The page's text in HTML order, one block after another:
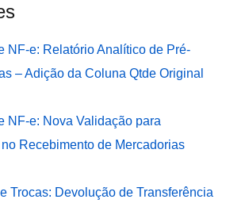
NF-e: Relatório Analítico de Pré-
– Adição da Coluna Qtde Original
NF-e: Nova Validação para
Recebimento de Mercadorias
Trocas: Devolução de Transferência